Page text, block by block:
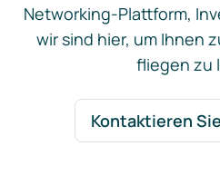
Networking-Plattform,
wir sind hier, um Ihnen
fliegen zu
Kontaktieren